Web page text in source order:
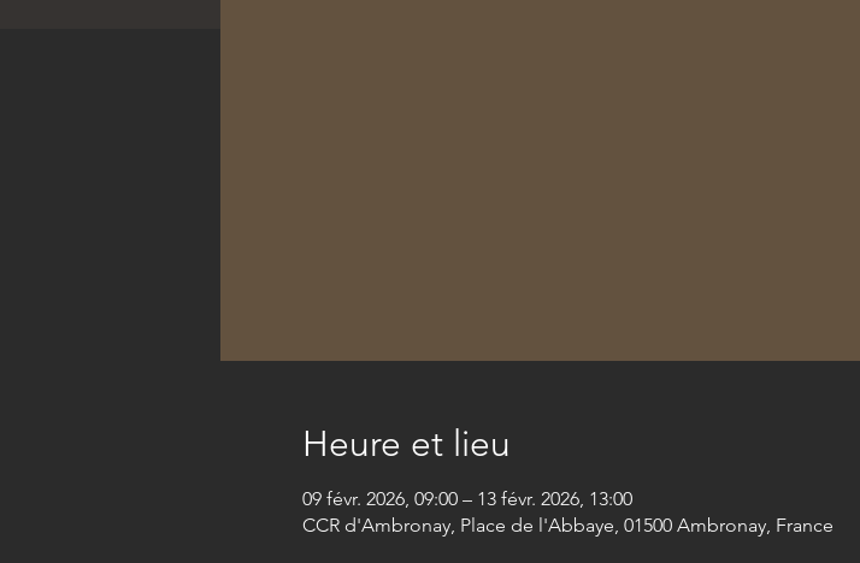
Heure et lieu
09 févr. 2026, 09:00 – 13 févr. 2026, 13:00
CCR d'Ambronay, Place de l'Abbaye, 01500 Ambronay, France